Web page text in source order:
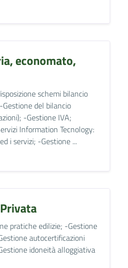
economato,
schemi bilancio
del bilancio
-Gestione IVA;
Information Tecnology:
i servizi; -Gestione ...
pratiche edilizie; -Gestione
autocertificazioni
idoneità alloggiativa